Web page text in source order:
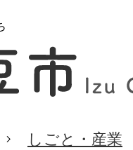
しごと・産業